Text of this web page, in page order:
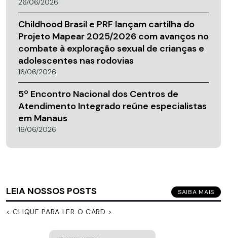
26/06/2026
Childhood Brasil e PRF lançam cartilha do
Projeto Mapear 2025/2026 com avanços no
combate à exploração sexual de crianças e
adolescentes nas rodovias
16/06/2026
5º Encontro Nacional dos Centros de
Atendimento Integrado reúne especialistas
em Manaus
16/06/2026
LEIA NOSSOS POSTS SAIBA MAIS
< CLIQUE PARA LER O CARD >